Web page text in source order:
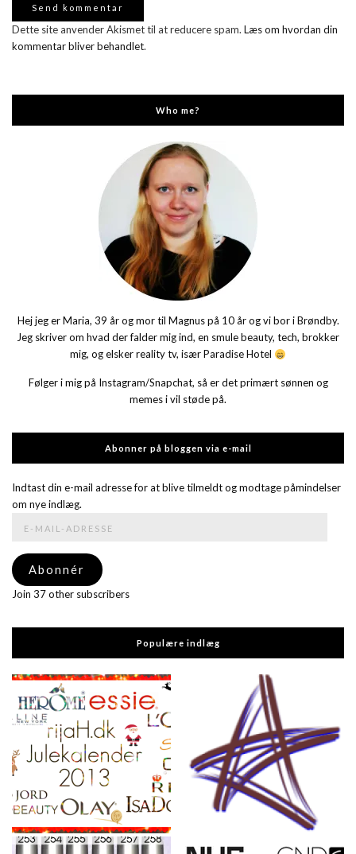
Dette site anvender Akismet til at reducere spam. Læs om hvordan din
kommentar bliver behandlet.
Who me?
Hej jeg er Maria, 39 år og mor til Magnus på 10 år og vi bor i Brøndby.
Jeg skriver om hvad der falder mig ind, en smule beauty, tech, brokker
mig, og elsker reality tv, især Paradise Hotel
Følger i mig på Instagram/Snapchat, så er det primært sønnen og
memes i vil støde på.
Abonner på bloggen via e-mail
Indtast din e-mail adresse for at blive tilmeldt og modtage påmindelser
om nye indlæg.
adresse
Abonnér
Join 37 other subscribers
Populære indlæg